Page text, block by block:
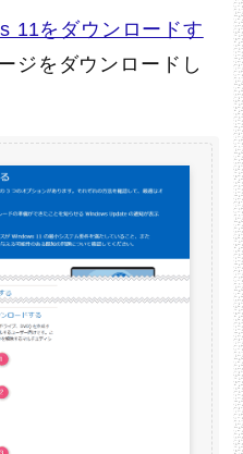
出てきます。
イルを右クリッ
クリック
11をダウンロードす
ジをダウンロードし